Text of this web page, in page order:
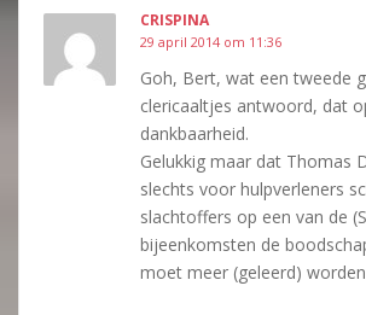
CRISPINA
29 april 2014 om 11:36
Goh, Bert, wat een tweede
clericaaltjes antwoord, dat
dankbaarheid.
Gelukkig maar dat Thomas
slechts voor hulpverleners
slachtoffers op een van de
bijeenkomsten de
moet meer (geleerd)